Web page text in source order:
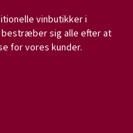
vinbutikker i
sig alle efter at
for vores kunder.